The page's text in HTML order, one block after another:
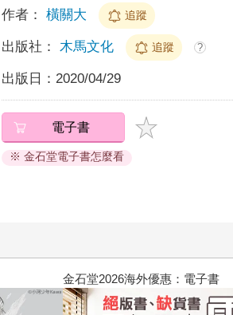
作者： 橫關大 追蹤
出版社： 木馬文化 追蹤 ?
出版日： 2020/04/29
電子書
※ 金石堂電子書怎麼看
2026金石堂暑假漫博〈你好，我